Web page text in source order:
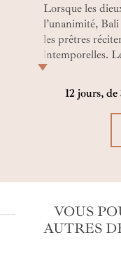
Lorsque les
l’unanimité,
les prêtres
intemporelles.
Le paradis
une plage de
offrande fleurie
Bien-aimée
12 jours,
VOUS
AUTRES